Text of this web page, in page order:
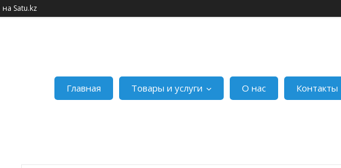
на Satu.kz
Главная Товары и услуги О нас Контакты